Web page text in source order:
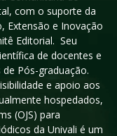
com o suporte da
Extensão e Inovação
Editorial. Seu
de docentes e
Pós-graduação.
e apoio aos
hospedados,
(OJS) para
da Univali é um